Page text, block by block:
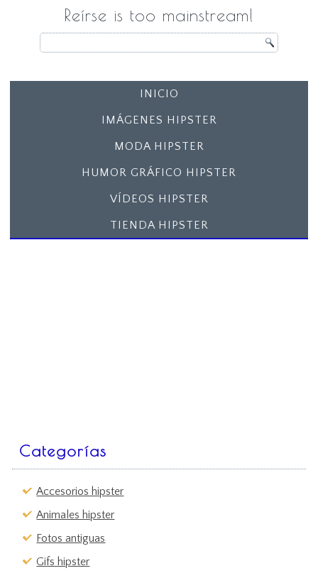
Reírse is too mainstream!
INICIO
IMÁGENES HIPSTER
MODA HIPSTER
HUMOR GRÁFICO HIPSTER
VÍDEOS HIPSTER
TIENDA HIPSTER
Categorías
Accesorios hipster
Animales hipster
Fotos antiguas
Gifs hipster